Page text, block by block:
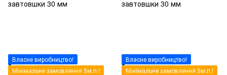
Власне виробництво!
Мінімальне замовлення 5м.п.!
Власне виробництво!
Мінімальне замовлення 5м.п.!